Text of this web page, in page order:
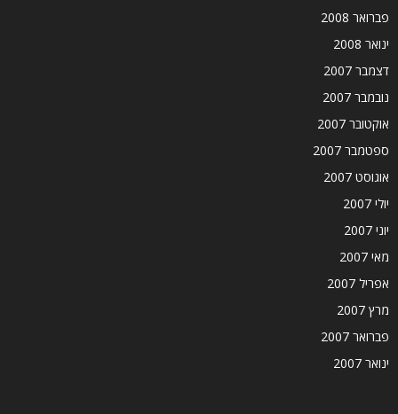
פברואר 2008
ינואר 2008
דצמבר 2007
נובמבר 2007
אוקטובר 2007
ספטמבר 2007
אוגוסט 2007
יולי 2007
יוני 2007
מאי 2007
אפריל 2007
מרץ 2007
פברואר 2007
ינואר 2007